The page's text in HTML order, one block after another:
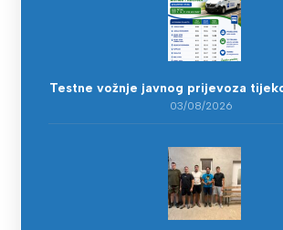
Testne vožnje javnog prijevoza
03/08/2026